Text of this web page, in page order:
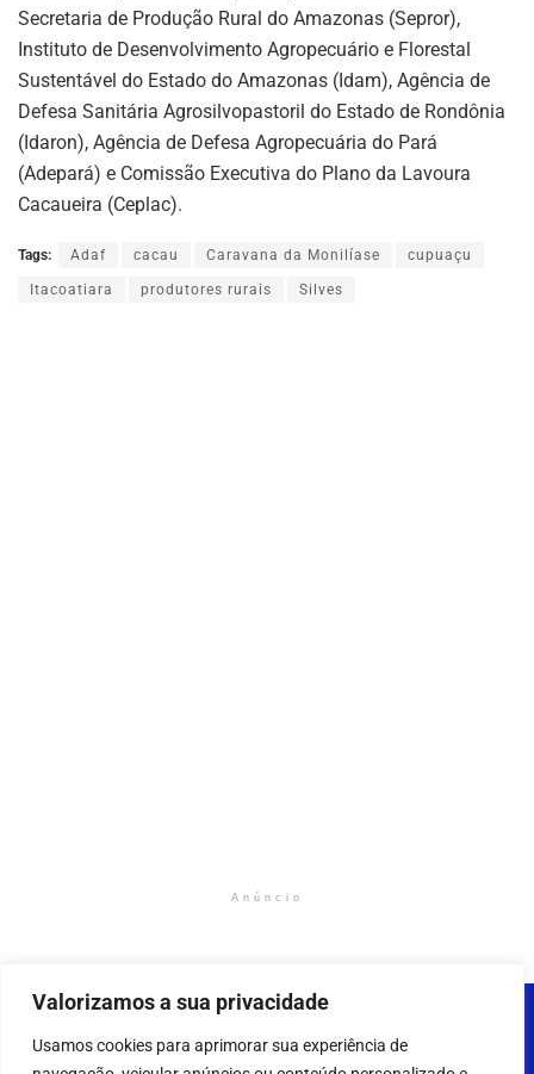
Valorizamos a sua privacidade
Usamos cookies para aprimorar sua experiência de
Secretaria de Produção Rural do Amazonas (Sepror),
Instituto de Desenvolvimento Agropecuário e Florestal
Sustentável do Estado do Amazonas (Idam), Agência de
Defesa Sanitária Agrosilvopastoril do Estado de Rondônia
(Idaron), Agência de Defesa Agropecuária do Pará
(Adepará) e Comissão Executiva do Plano da Lavoura
Cacaueira (Ceplac).
Tags: Adaf cacau Caravana da Monilíase cupuaçu
Itacoatiara produtores rurais Silves
Anúncio